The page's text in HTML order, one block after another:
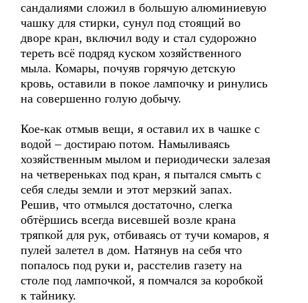
сандалиями сложил в большую алюминиевую
чашку для стирки, сунул под стоящий во
дворе кран, включил воду и стал судорожно
тереть всё подряд куском хозяйственного
мыла. Комары, почуяв горячую детскую
кровь, оставили в покое лампочку и ринулись
на совершенно голую добычу.
Кое-как отмыв вещи, я оставил их в чашке с
водой – достираю потом. Намыливаясь
хозяйственным мылом и периодически залезая
на четвереньках под кран, я пытался смыть с
себя следы земли и этот мерзкий запах.
Решив, что отмылся достаточно, слегка
обтёршись всегда висевшей возле крана
тряпкой для рук, отбиваясь от тучи комаров, я
пулей залетел в дом. Натянув на себя что
попалось под руки и, расстелив газету на
столе под лампочкой, я помчался за коробкой
к тайнику.